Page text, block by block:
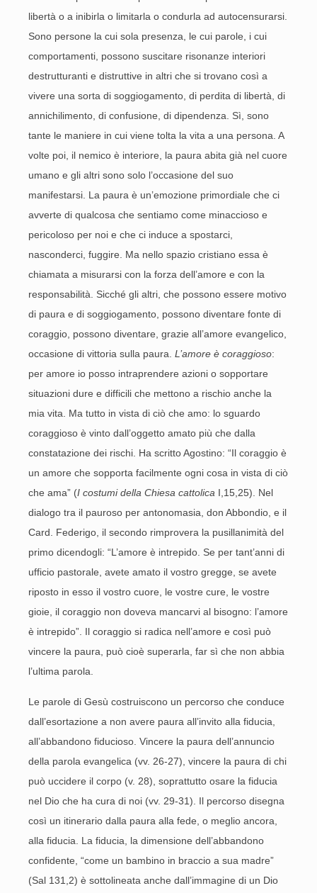
libertà o a inibirla o limitarla o condurla ad autocensurarsi.
Sono persone la cui sola presenza, le cui parole, i cui
comportamenti, possono suscitare risonanze interiori
destrutturanti e distruttive in altri che si trovano così a
vivere una sorta di soggiogamento, di perdita di libertà, di
annichilimento, di confusione, di dipendenza. Sì, sono
tante le maniere in cui viene tolta la vita a una persona. A
volte poi, il nemico è interiore, la paura abita già nel cuore
umano e gli altri sono solo l’occasione del suo
manifestarsi. La paura è un’emozione primordiale che ci
avverte di qualcosa che sentiamo come minaccioso e
pericoloso per noi e che ci induce a spostarci,
nasconderci, fuggire. Ma nello spazio cristiano essa è
chiamata a misurarsi con la forza dell’amore e con la
responsabilità. Sicché gli altri, che possono essere motivo
di paura e di soggiogamento, possono diventare fonte di
coraggio, possono diventare, grazie all’amore evangelico,
occasione di vittoria sulla paura. L’amore è coraggioso:
per amore io posso intraprendere azioni o sopportare
situazioni dure e difficili che mettono a rischio anche la
mia vita. Ma tutto in vista di ciò che amo: lo sguardo
coraggioso è vinto dall’oggetto amato più che dalla
constatazione dei rischi. Ha scritto Agostino: “Il coraggio è
un amore che sopporta facilmente ogni cosa in vista di ciò
che ama” (I costumi della Chiesa cattolica I,15,25). Nel
dialogo tra il pauroso per antonomasia, don Abbondio, e il
Card. Federigo, il secondo rimprovera la pusillanimità del
primo dicendogli: “L’amore è intrepido. Se per tant’anni di
ufficio pastorale, avete amato il vostro gregge, se avete
riposto in esso il vostro cuore, le vostre cure, le vostre
gioie, il coraggio non doveva mancarvi al bisogno: l’amore
è intrepido”. Il coraggio si radica nell’amore e così può
vincere la paura, può cioè superarla, far sì che non abbia
l’ultima parola.
Le parole di Gesù costruiscono un percorso che conduce
dall’esortazione a non avere paura all’invito alla fiducia,
all’abbandono fiducioso. Vincere la paura dell’annuncio
della parola evangelica (vv. 26-27), vincere la paura di chi
può uccidere il corpo (v. 28), soprattutto osare la fiducia
nel Dio che ha cura di noi (vv. 29-31). Il percorso disegna
così un itinerario dalla paura alla fede, o meglio ancora,
alla fiducia. La fiducia, la dimensione dell’abbandono
confidente, “come un bambino in braccio a sua madre”
(Sal 131,2) è sottolineata anche dall’immagine di un Dio